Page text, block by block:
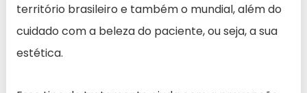
território brasileiro e também o mundial, além do
cuidado com a beleza do paciente, ou seja, a sua
estética.